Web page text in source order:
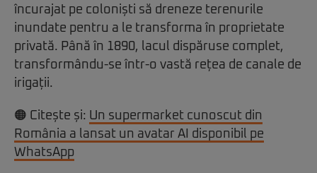
încurajat pe coloniști să dreneze terenurile
inundate pentru a le transforma în proprietate
privată. Până în 1890, lacul dispăruse complet,
transformându-se într-o vastă rețea de canale de
irigații.
🟠 Citește și: Un supermarket cunoscut din
România a lansat un avatar AI disponibil pe
WhatsApp